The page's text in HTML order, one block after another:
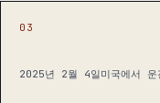
03
2025년 2월 4일미국에서 운